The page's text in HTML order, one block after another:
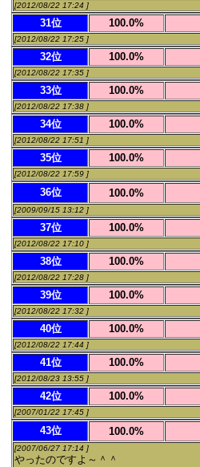
[2012/08/22 17:24 ]
31位 100.0%
[2012/08/22 17:25 ]
32位 100.0%
[2012/08/22 17:35 ]
33位 100.0%
[2012/08/22 17:38 ]
34位 100.0%
[2012/08/22 17:51 ]
35位 100.0%
[2012/08/22 17:59 ]
36位 100.0%
[2009/09/15 13:12 ]
37位 100.0%
[2012/08/22 17:10 ]
38位 100.0%
[2012/08/22 17:28 ]
39位 100.0%
[2012/08/22 17:32 ]
40位 100.0%
[2012/08/22 17:44 ]
41位 100.0%
[2012/08/23 13:55 ]
42位 100.0%
[2007/01/22 17:45 ]
43位 100.0%
[2007/06/27 17:14 ]
やったのですよ～＾＾